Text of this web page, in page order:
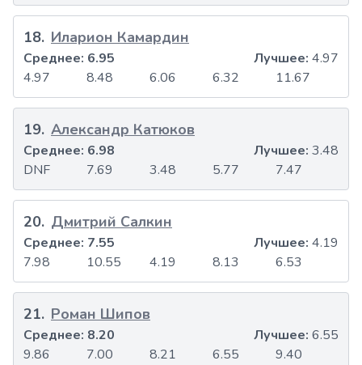
18. Иларион Камардин
4.97 8.48 6.06 6.32 11.67
Среднее: 6.95 Лучшее: 4.97
19. Александр Катюков
DNF 7.69 3.48 5.77 7.47
Среднее: 6.98 Лучшее: 3.48
20. Дмитрий Салкин
7.98 10.55 4.19 8.13 6.53
Среднее: 7.55 Лучшее: 4.19
21. Роман Шипов
9.86 7.00 8.21 6.55 9.40
Среднее: 8.20 Лучшее: 6.55